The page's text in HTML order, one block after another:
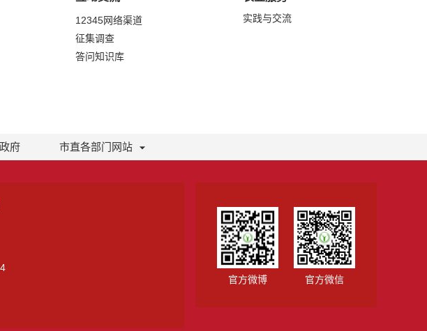
12345网络渠道
征集调查
答问知识库
实践与交流
府 市直各部门网站
官方微博 官方微信